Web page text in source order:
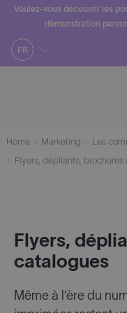
Skip
content
Voulez-vous découvrir les
démonstration
FR
Home Marketing Les
Flyers, dépliants, brochures
Flyers,
catalogues
Même à l’ère du